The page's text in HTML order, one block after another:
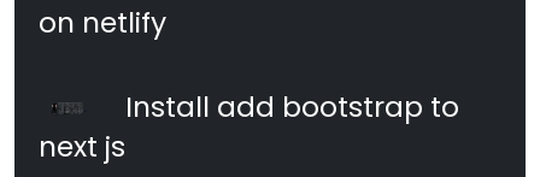
on netlify
Install add bootstrap to
next js